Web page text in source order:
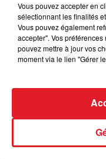
15 juillet 2026
BÉTHUNE:
Selon les
à des prostituées
Vous pouvez accepter en
sélectionnant les finalités
Vous pouvez également
accepter". Vos
pouvez mettre à jour vos
moment via le lien "Gérer